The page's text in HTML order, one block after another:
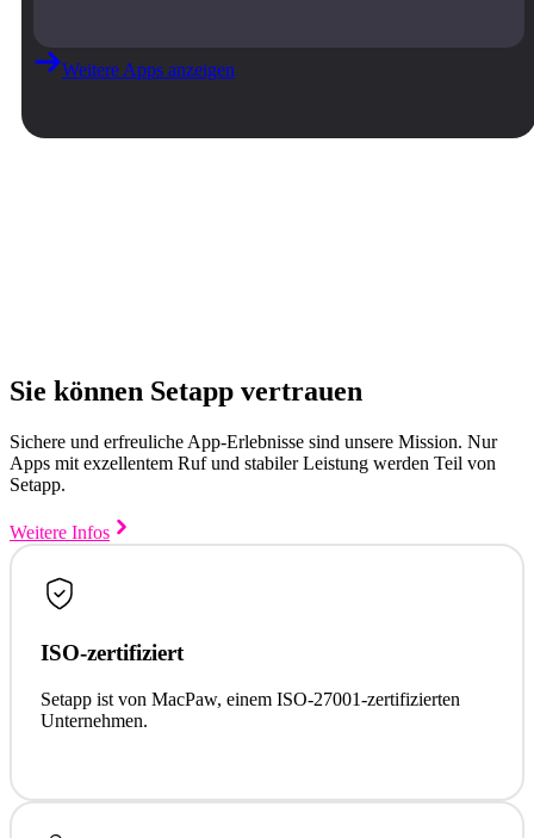
Weitere Apps anzeigen
Sie können Setapp vertrauen
Sichere und erfreuliche App-Erlebnisse sind unsere Mission. Nur
Apps mit exzellentem Ruf und stabiler Leistung werden Teil von
Setapp.
Weitere Infos
ISO-zertifiziert
Setapp ist von MacPaw, einem ISO-27001-zertifizierten
Unternehmen.